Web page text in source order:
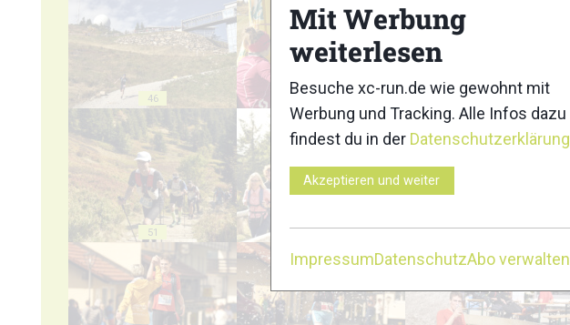
46
51 52 53
Mit Werbung
weiterlesen
Besuche xc-run.de wie gewohnt mit
Werbung und Tracking. Alle Infos dazu
findest du in der Datenschutzerklärung
Akzeptieren und weiter
ImpressumDatenschutzAbo verwalten